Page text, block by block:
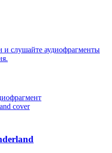
и слушайте аудиофрагменты